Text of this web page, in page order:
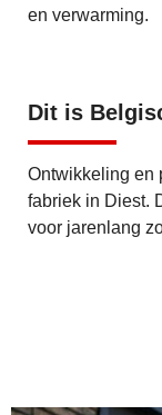
en verwarming.
Dit is
Ontwikkeling en
fabriek in Diest.
voor jarenlang